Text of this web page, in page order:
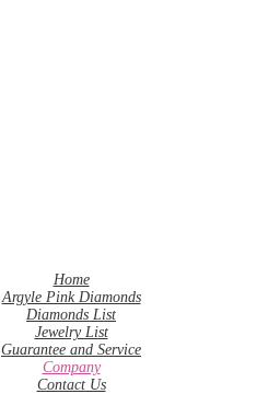
Home
Argyle Pink Diamonds
Diamonds List
Jewelry List
Guarantee and Service
Company
Contact Us